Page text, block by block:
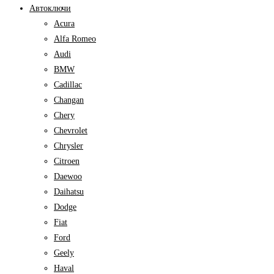
Автоключи
Acura
Alfa Romeo
Audi
BMW
Cadillac
Changan
Chery
Chevrolet
Chrysler
Citroen
Daewoo
Daihatsu
Dodge
Fiat
Ford
Geely
Haval